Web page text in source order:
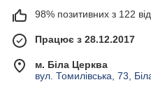
98% позитивних з 122
Працює з 28.12.2017
м. Біла Церква
вул. Томилівська, 73,